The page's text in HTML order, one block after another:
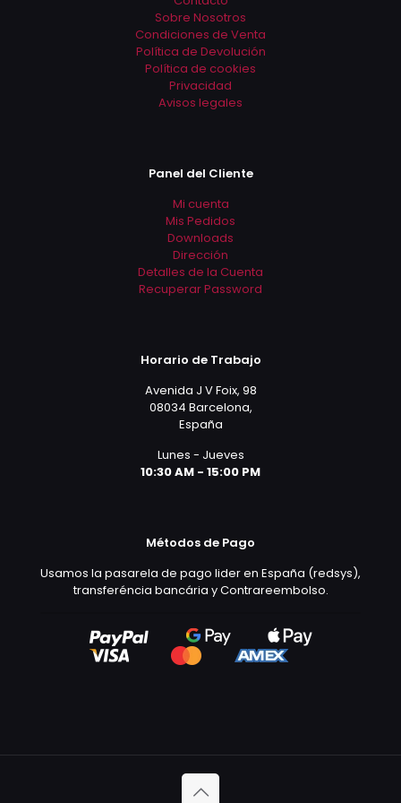
página
producto
Sobre Nosotros
Condiciones de Venta
Política de Devolución
Política de cookies
Privacidad
Avisos legales
Panel del Cliente
Mi cuenta
Mis Pedidos
Downloads
Dirección
Detalles de la Cuenta
Recuperar Password
Horario de Trabajo
Avenida J V Foix, 98
08034 Barcelona,
España
Lunes - Jueves
10:30 AM - 15:00 PM
Métodos de Pago
Usamos la pasarela de pago lider en España (redsys),
transferéncia bancária y Contrareembolso.